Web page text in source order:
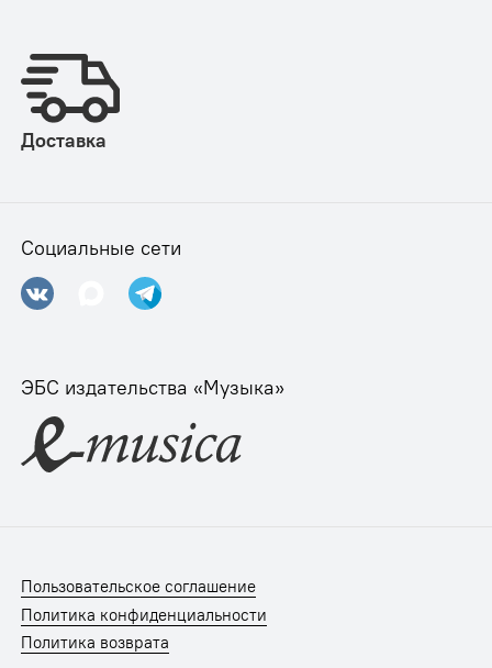
Доставка
Социальные сети
ЭБС издательства «Музыка»
Пользовательское соглашение
Политика конфиденциальности
Политика возврата